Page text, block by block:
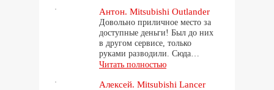
Антон. Mitsubishi Outlander
Довольно приличное место за
доступные деньги! Был до них
в другом сервисе, только
руками разводили. Сюда…
Читать полностью
Алексей. Mitsubishi Lancer